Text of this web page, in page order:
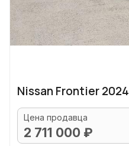
Nissan Frontier 2024
Цена продавца
2 711 000 ₽